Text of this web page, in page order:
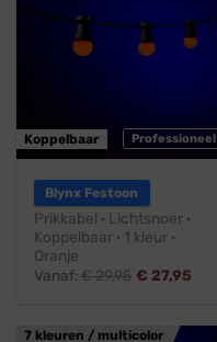
Professioneel
Koppelbaar
Blynx Festoon
Prikkabel · Lichtsnoer ·
Koppelbaar · 1 kleur ·
Oranje
Vanaf:€29,95 € 27,95
7 kleuren / multicolor